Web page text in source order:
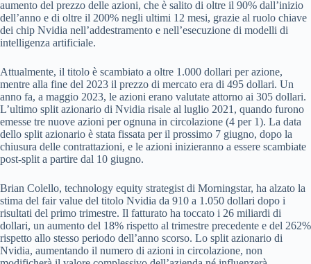
aumento del prezzo delle azioni, che è salito di oltre il 90% dall’inizio
dell’anno e di oltre il 200% negli ultimi 12 mesi, grazie al ruolo chiave
dei chip Nvidia nell’addestramento e nell’esecuzione di modelli di
intelligenza artificiale.
Attualmente, il titolo è scambiato a oltre 1.000 dollari per azione,
mentre alla fine del 2023 il prezzo di mercato era di 495 dollari. Un
anno fa, a maggio 2023, le azioni erano valutate attorno ai 305 dollari.
L’ultimo split azionario di Nvidia risale al luglio 2021, quando furono
emesse tre nuove azioni per ognuna in circolazione (4 per 1). La data
dello split azionario è stata fissata per il prossimo 7 giugno, dopo la
chiusura delle contrattazioni, e le azioni inizieranno a essere scambiate
post-split a partire dal 10 giugno.
Brian Colello, technology equity strategist di Morningstar, ha alzato la
stima del fair value del titolo Nvidia da 910 a 1.050 dollari dopo i
risultati del primo trimestre. Il fatturato ha toccato i 26 miliardi di
dollari, un aumento del 18% rispetto al trimestre precedente e del 262%
rispetto allo stesso periodo dell’anno scorso. Lo split azionario di
Nvidia, aumentando il numero di azioni in circolazione, non